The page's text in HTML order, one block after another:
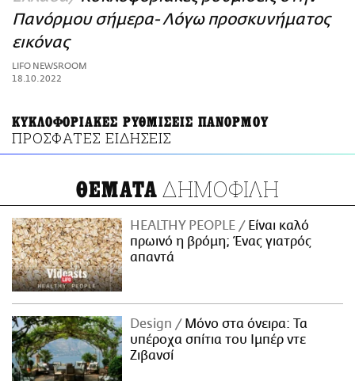
ΑΜΠΑ
PRINT
Πανόρμου σήμερα- Λόγω προσκυνήματος
εικόνας
LIFO NEWSROOM
18.10.2022
ΚΥΚΛΟΦΟΡΙΑΚΕΣ ΡΥΘΜΙΣΕΙΣ ΠΑΝΟΡΜΟΥ
ΠΡΟΣΦΑΤΕΣ ΕΙΔΗΣΕΙΣ
ΘΕΜΑΤΑ ΔΗΜΟΦΙΛΗ
HEALTHY PEOPLE
Είναι καλό
πρωινό η βρόμη; Ένας γιατρός
απαντά
Design
Μόνο στα όνειρα: Τα
υπέροχα σπίτια του Ιμπέρ ντε
Ζιβανσί